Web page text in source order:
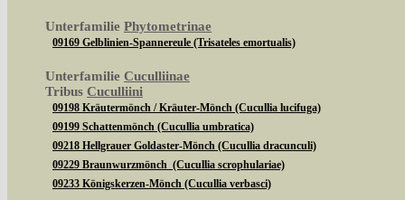
Unterfamilie Phytometrinae
09169 Gelblinien-Spannereule (Trisateles emortualis)
Unterfamilie Cuculliinae
Tribus Cuculliini
09198 Kräutermönch / Kräuter-Mönch (Cucullia lucifuga)
09199 Schattenmönch (Cucullia umbratica)
09218 Hellgrauer Goldaster-Mönch (Cucullia dracunculi)
09229 Braunwurzmönch (Cucullia scrophulariae)
09233 Königskerzen-Mönch (Cucullia verbasci)